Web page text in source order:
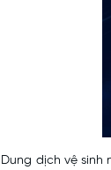
Dung dịch vệ sinh